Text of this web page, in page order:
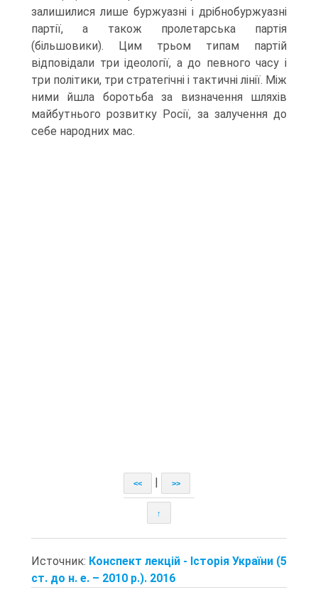
залишилися лише буржуазні і дрібнобуржуазні
партії, а також пролетарська партія
(більшовики). Цим трьом типам партій
відповідали три ідеології, а до певного часу і
три політики, три стратегічні і тактичні лінії. Між
ними йшла боротьба за визначення шляхів
майбутнього розвитку Росії, за залучення до
себе народних мас.
<< >>
↑
Источник: Конспект лекцій - Історія України (5
ст. до н. е. – 2010 р.). 2016